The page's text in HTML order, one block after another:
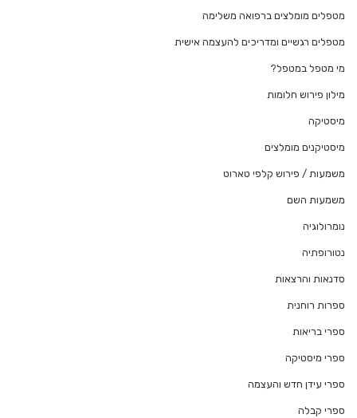
מטפלים מומלצים ברפואה משלימה
מטפלים רגשיים ומדריכים להעצמה אישית
מי מטפל במטפל?
מילון פירוש חלומות
מיסטיקה
מיסטיקנים מומלצים
משמעות / פירוש קלפי טארוט
משמעות השם
נומרולוגיה
נטורופתיה
סדנאות והרצאות
ספרות רוחנית
ספרי בריאות
ספרי מיסטיקה
ספרי עידן חדש והעצמה
ספרי קבלה